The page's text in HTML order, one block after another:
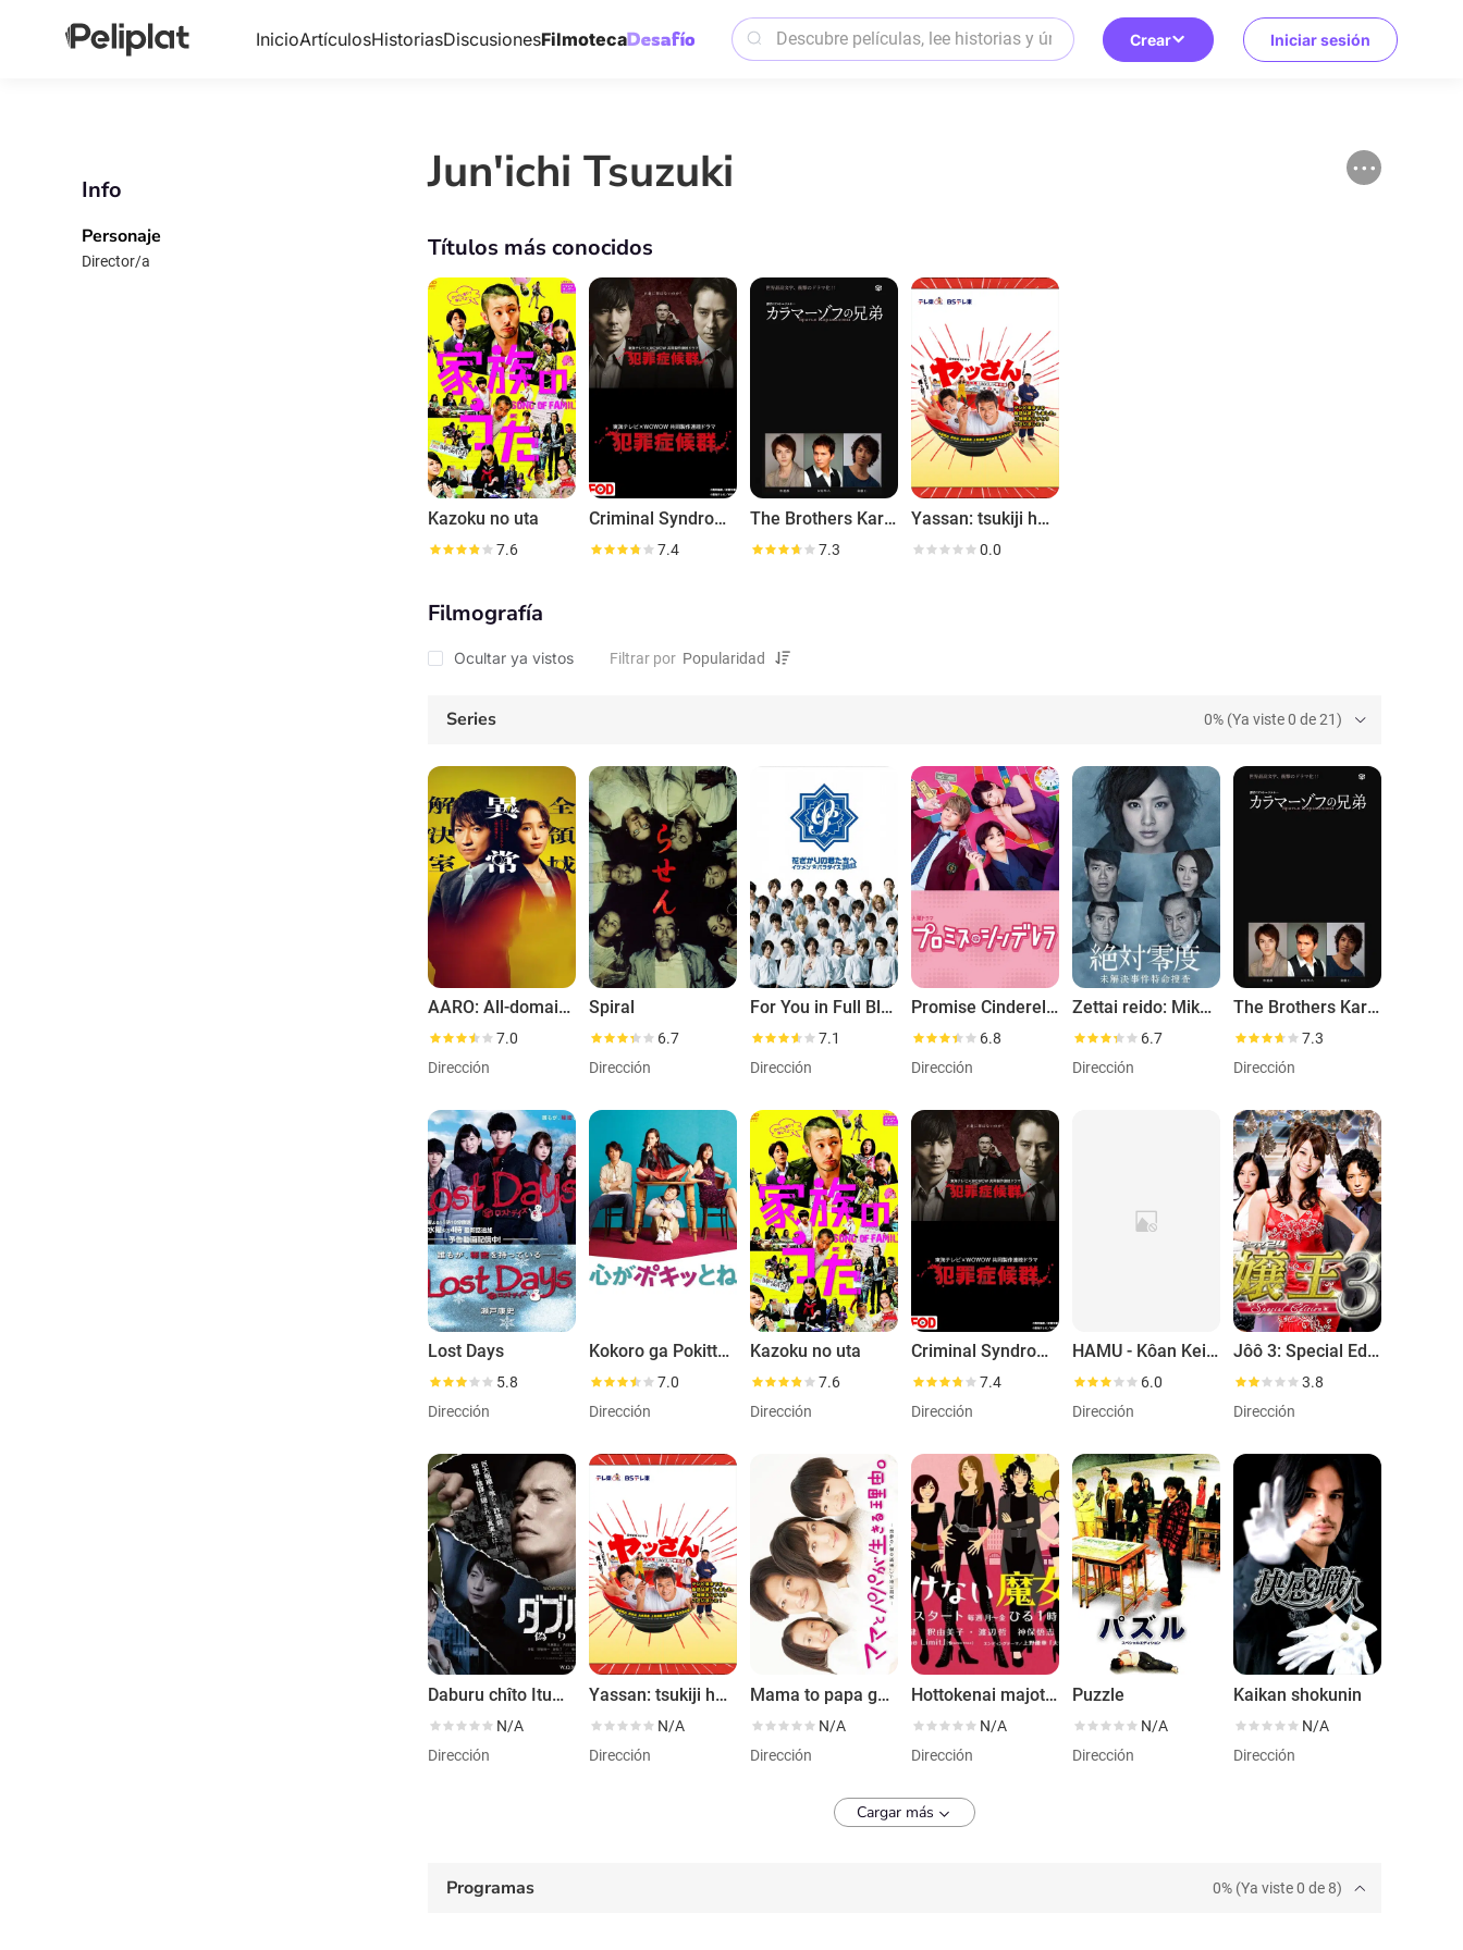
InicioArtículosHistoriasDiscusionesFilmoteca Crear Iniciar sesión
Info
Personaje
Director/a
Jun'ichi Tsuzuki
Títulos más conocidos
Kazoku no uta
7.6
Criminal Syndrome
7.4
The Brothers Karamazov
7.3
Yassan: tsukiji hatsu! oishii jikenbo
0.0
Filmografía
Ocultar ya vistos Filtrar por
Series 0% (Ya viste 0 de 21)
AARO: All-domain Anomaly Resolution Office
7.0
Dirección
Spiral
6.7
Dirección
For You in Full Blossom - Ikemen Paradise 2011
7.1
Dirección
Promise Cinderella
6.8
Dirección
Zettai reido: Mikaiketsu jiken tokumei sôsa
6.7
Dirección
The Brothers Karamazov
7.3
Dirección
Lost Days
5.8
Dirección
Kokoro ga Pokitto ne
7.0
Dirección
Kazoku no uta
7.6
Dirección
Criminal Syndrome
7.4
Dirección
HAMU - Kôan Keisatsu no Otoko
6.0
Dirección
Jôô 3: Special Edition
3.8
Dirección
Daburu chîto Ituwari no keikan
N/A
Dirección
Yassan: tsukiji hatsu! oishii jikenbo
N/A
Dirección
Mama to papa ga ikiru riyuu
N/A
Dirección
Hottokenai majotachi
N/A
Dirección
Puzzle
N/A
Dirección
Kaikan shokunin
N/A
Dirección
Cargar más
Programas 0% (Ya viste 0 de 8)